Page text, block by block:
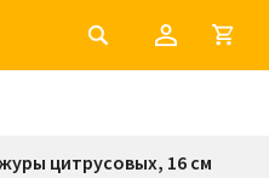
цитрусовых, 16 см